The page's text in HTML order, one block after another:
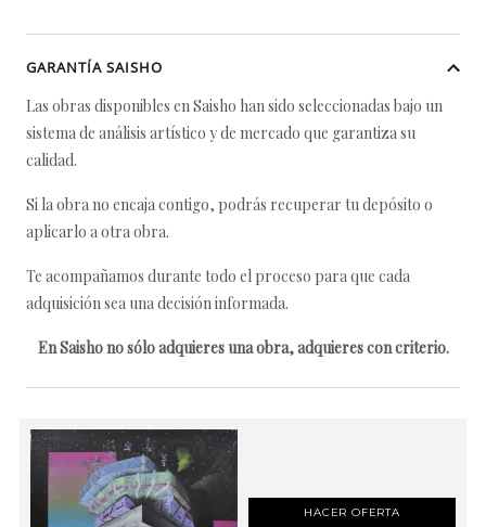
GARANTÍA SAISHO
Las obras disponibles en Saisho han sido seleccionadas bajo un
sistema de análisis artístico y de mercado que garantiza su
calidad.
Si la obra no encaja contigo, podrás recuperar tu depósito o
aplicarlo a otra obra.
Te acompañamos durante todo el proceso para que cada
adquisición sea una decisión informada.
En Saisho no sólo adquieres una obra, adquieres con criterio.
HACER OFERTA